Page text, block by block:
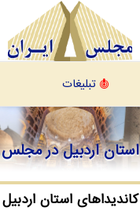
تبلیغات
استان اردبیل در مجلس
کاندیداهای استان اردبیل